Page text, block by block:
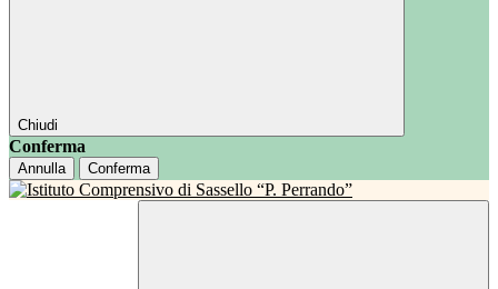
Chiudi
Conferma
Annulla Conferma